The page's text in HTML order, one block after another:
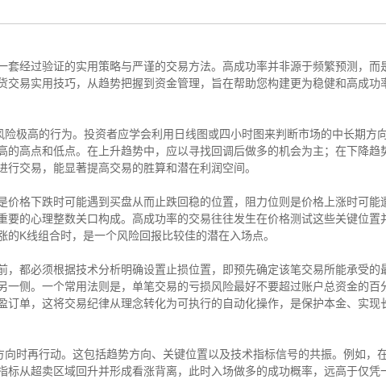
经过验证的实用策略与严谨的交易方法。高成功率并非源于频繁预测，而
易实用技巧，从趋势把握到资金管理，旨在帮助您构建更为稳健和高成功
极高的行为。投资者应学会利用日线图或四小时图来判断市场的中长期方
高点和低点。在上升趋势中，应以寻找回调后做多的机会为主；在下降趋
交易，能显著提高交易的胜算和潜在利润空间。
格下跌时可能遇到买盘从而止跌回稳的位置，阻力位则是价格上涨时可能
的心理整数关口构成。高成功率的交易往往发生在价格测试这些关键位置
K线组合时，是一个风险回报比较佳的潜在入场点。
都必须根据技术分析明确设置止损位置，即预先确定该笔交易所能承受的
侧。一个常用法则是，单笔交易的亏损风险最好不要超过账户总资金的百
单，这将交易纪律从理念转化为可执行的自动化操作，是保护本金、实现
时再行动。这包括趋势方向、关键位置以及技术指标信号的共振。例如，
从超卖区域回升并形成看涨背离，此时入场做多的成功概率，远高于仅凭